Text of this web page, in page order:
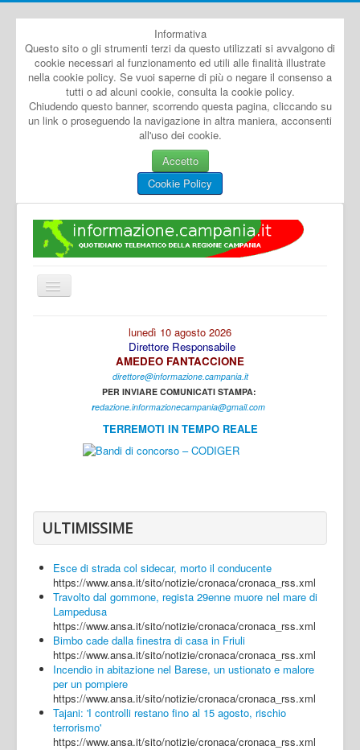
Informativa
Questo sito o gli strumenti terzi da questo utilizzati si avvalgono di
cookie necessari al funzionamento ed utili alle finalità illustrate
nella cookie policy. Se vuoi saperne di più o negare il consenso a
tutti o ad alcuni cookie, consulta la cookie policy.
Chiudendo questo banner, scorrendo questa pagina, cliccando su
un link o proseguendo la navigazione in altra maniera, acconsenti
all'uso dei cookie.
Accetto
Cookie Policy
Cambia
navigazione
Caserta
Napoli
Salerno
Login
lunedì 10 agosto 2026
Direttore Responsabile
AMEDEO FANTACCIONE
direttore@informazione.campania.it
PER INVIARE COMUNICATI STAMPA:
redazione.informazionecampania@gmail.com
TERREMOTI IN TEMPO REALE
ULTIMISSIME
Esce di strada col sidecar, morto il conducente
https://www.ansa.it/sito/notizie/cronaca/cronaca_rss.xml
Travolto dal gommone, regista 29enne muore nel mare di
Lampedusa
https://www.ansa.it/sito/notizie/cronaca/cronaca_rss.xml
Bimbo cade dalla finestra di casa in Friuli
https://www.ansa.it/sito/notizie/cronaca/cronaca_rss.xml
Incendio in abitazione nel Barese, un ustionato e malore
per un pompiere
https://www.ansa.it/sito/notizie/cronaca/cronaca_rss.xml
Tajani: 'I controlli restano fino al 15 agosto, rischio
terrorismo'
https://www.ansa.it/sito/notizie/cronaca/cronaca_rss.xml